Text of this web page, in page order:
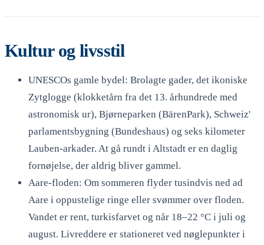
Kultur og livsstil
UNESCOs gamle bydel: Brolagte gader, det ikoniske
Zytglogge (klokketårn fra det 13. århundrede med
astronomisk ur), Bjørneparken (BärenPark), Schweiz'
parlamentsbygning (Bundeshaus) og seks kilometer
Lauben-arkader. At gå rundt i Altstadt er en daglig
fornøjelse, der aldrig bliver gammel.
Aare-floden: Om sommeren flyder tusindvis ned ad
Aare i oppustelige ringe eller svømmer over floden.
Vandet er rent, turkisfarvet og når 18–22 °C i juli og
august. Livreddere er stationeret ved nøglepunkter i